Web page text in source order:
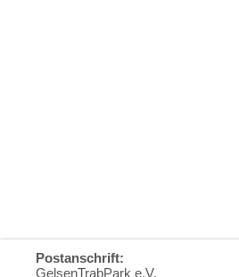
Postanschrift:
GelsenTrabPark e.V.